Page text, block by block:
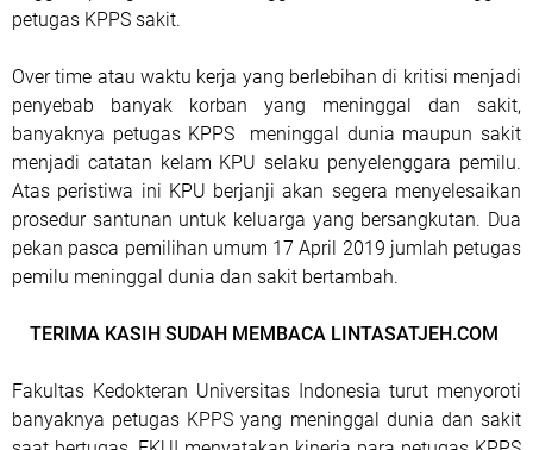
petugas KPPS sakit.
Over time atau waktu kerja yang berlebihan di kritisi menjadi
penyebab banyak korban yang meninggal dan sakit,
banyaknya petugas KPPS meninggal dunia maupun sakit
menjadi catatan kelam KPU selaku penyelenggara pemilu.
Atas peristiwa ini KPU berjanji akan segera menyelesaikan
prosedur santunan untuk keluarga yang bersangkutan. Dua
pekan pasca pemilihan umum 17 April 2019 jumlah petugas
pemilu meninggal dunia dan sakit bertambah.
TERIMA KASIH SUDAH MEMBACA LINTASATJEH.COM
Fakultas Kedokteran Universitas Indonesia turut menyoroti
banyaknya petugas KPPS yang meninggal dunia dan sakit